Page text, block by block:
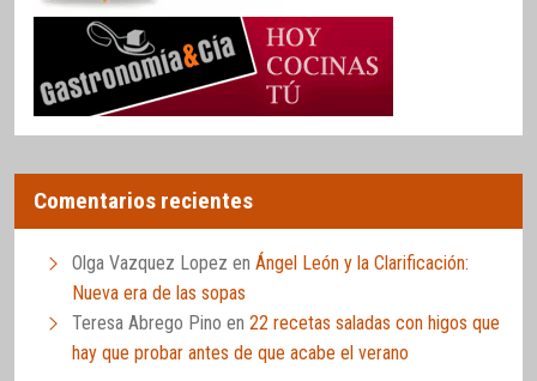
Comentarios recientes
Olga Vazquez Lopez en Ángel León y la Clarificación:
Nueva era de las sopas
Teresa Abrego Pino en 22 recetas saladas con higos que
hay que probar antes de que acabe el verano